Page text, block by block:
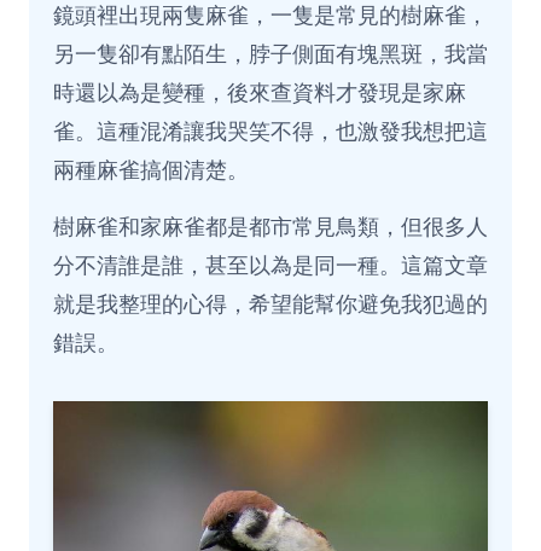
鏡頭裡出現兩隻麻雀，一隻是常見的樹麻雀，
另一隻卻有點陌生，脖子側面有塊黑斑，我當
時還以為是變種，後來查資料才發現是家麻
雀。這種混淆讓我哭笑不得，也激發我想把這
兩種麻雀搞個清楚。
樹麻雀和家麻雀都是都市常見鳥類，但很多人
分不清誰是誰，甚至以為是同一種。這篇文章
就是我整理的心得，希望能幫你避免我犯過的
錯誤。